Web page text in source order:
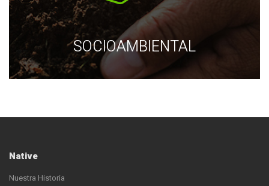
SOCIOAMBIENTAL
Native
Nuestra Historia